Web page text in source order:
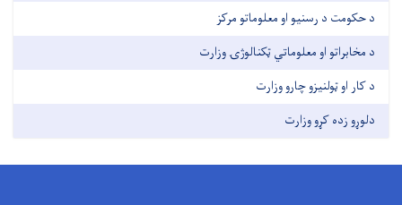
د حکومت د رسنیو او معلوماتو مرکز
د مخابراتو او معلوماتي ټکنالوژۍ وزارت
د کار او ټولنیزو چارو وزارت
دلوړو زده کړو وزارت